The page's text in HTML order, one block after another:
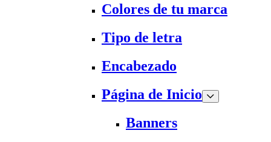
Colores de tu marca
Tipo de letra
Encabezado
Página de Inicio
Banners